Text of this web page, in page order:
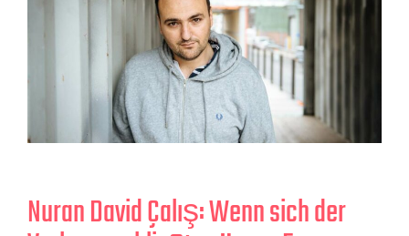
Nuran David Çalış: Wenn sich der